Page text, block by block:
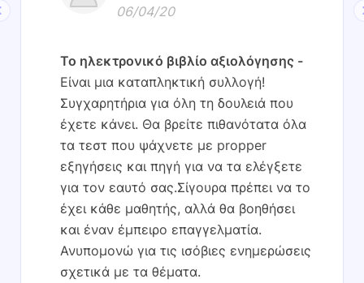
06/04/20
Το ηλεκτρονικό βιβλίο αξιολόγησης
Είναι μια καταπληκτική συλλογή!
Συγχαρητήρια για όλη τη δουλειά που
έχετε κάνει. Θα βρείτε πιθανότατα όλα
τα τεστ που ψάχνετε με propper
εξηγήσεις και πηγή για να τα ελέγξετε
για τον εαυτό σας.Σίγουρα πρέπει να το
έχει κάθε μαθητής, αλλά θα βοηθήσει
και έναν έμπειρο επαγγελματία.
Ανυπομονώ για τις ισόβιες ενημερώσεις
σχετικά με τα θέματα.